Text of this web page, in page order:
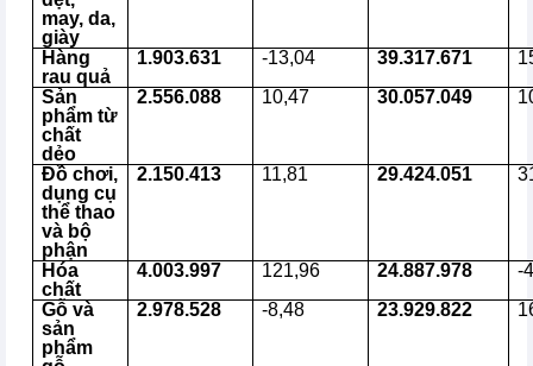
may, da,
giày
Hàng
rau quả
1.903.631 -13,04 39.317.671
Sản
phẩm từ
chất
dẻo
2.556.088 10,47 30.057.049
Đồ chơi,
dụng cụ
thể thao
và bộ
phận
2.150.413 11,81 29.424.051
Hóa
chất
4.003.997 121,96 24.887.978
-
Gỗ và
sản
phẩm
2.978.528 -8,48 23.929.822